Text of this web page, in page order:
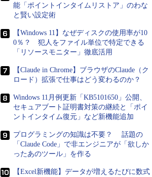
能「ポイントインタイムリストア」のわな
と賢い設定術
【Windows 11】なぜディスクの使用率が10
0％？ 犯人をファイル単位で特定できる
「リソースモニター」徹底活用
【Claude in Chrome】ブラウザのClaude（ク
ロード）拡張で仕事はどう変わるのか？
Windows 11月例更新「KB5101650」公開、
セキュアブート証明書対策の継続と「ポイ
ントインタイム復元」など新機能追加
プログラミングの知識は不要？ 話題の
「Claude Code」で非エンジニアが「欲しか
ったあのツール」を作る
【Excel新機能】データが増えるたびに数式